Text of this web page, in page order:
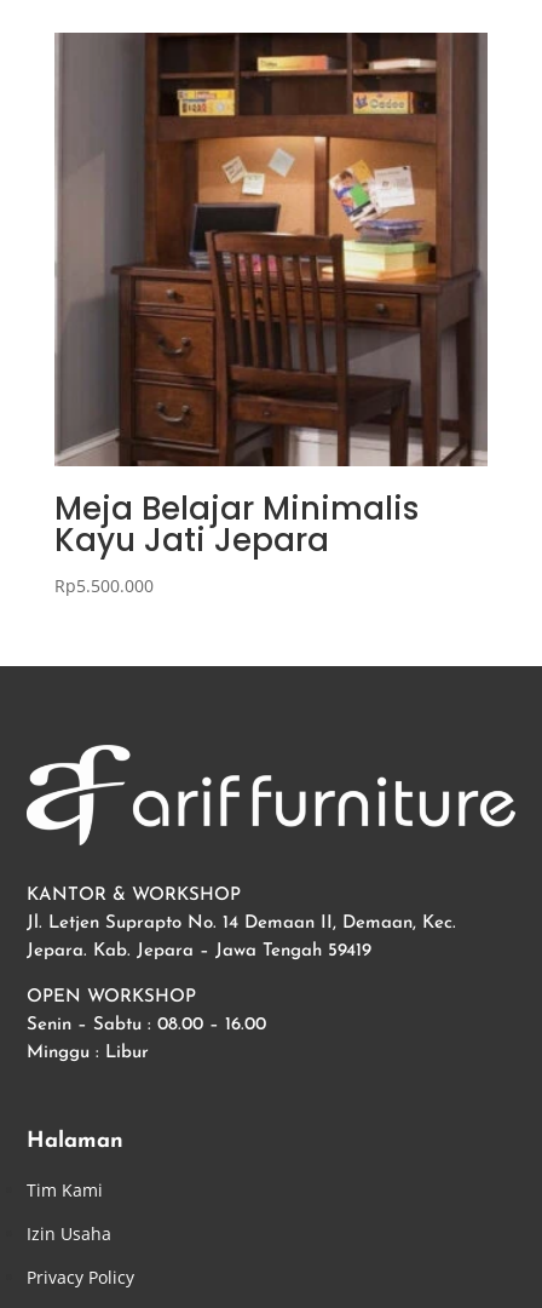
Meja Belajar Minimalis
Kayu Jati Jepara
Rp5.500.000
KANTOR & WORKSHOP
Jl. Letjen Suprapto No. 14 Demaan II, Demaan, Kec.
Jepara. Kab. Jepara – Jawa Tengah 59419
OPEN WORKSHOP
Senin – Sabtu : 08.00 – 16.00
Minggu : Libur
Halaman
Tim Kami
Izin Usaha
Privacy Policy